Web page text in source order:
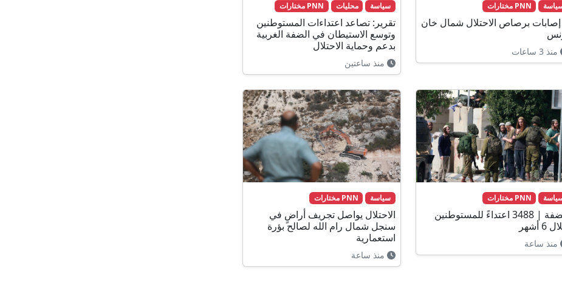
PNN مختارات
إصابات برصاص الاحتلال شمال خان
منذ 3 ساعات
سياسة محليات PNN مختارات
تقرير: تصاعد اعتداءات المستوطنين
وتوسع الاستيطان في الضفة الغربية
بدعم وحماية الاحتلال
منذ ساعتين
PNN مختارات
الضفة | 3488 اعتداءً للمستوطنين
أشهر
منذ ساعة
سياسة PNN مختارات
الاحتلال يواصل تجريف أراضٍ في
سنجل شمال رام الله لصالح بؤرة
استعمارية
منذ ساعة